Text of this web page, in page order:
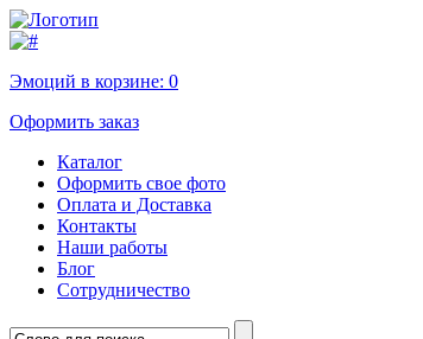
Эмоций в корзине: 0
Оформить заказ
Каталог
Оформить свое фото
Оплата и Доставка
Контакты
Наши работы
Блог
Сотрудничество